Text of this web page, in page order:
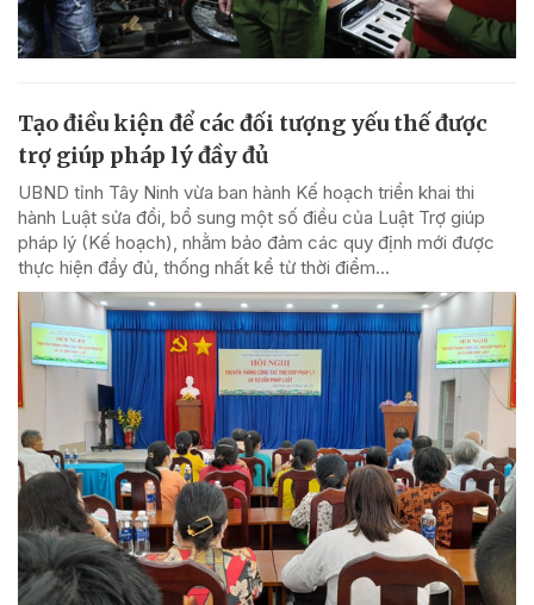
Tạo điều kiện để các đối tượng yếu thế được
trợ giúp pháp lý đầy đủ
UBND tỉnh Tây Ninh vừa ban hành Kế hoạch triển khai thi
hành Luật sửa đổi, bổ sung một số điều của Luật Trợ giúp
pháp lý (Kế hoạch), nhằm bảo đảm các quy định mới được
thực hiện đầy đủ, thống nhất kể từ thời điểm...